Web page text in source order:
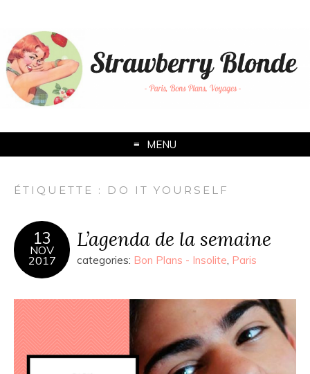
MENU
ÉTIQUETTE : DO IT YOURSELF
13
NOV
2017
L’agenda de la semaine
categories: Bon Plans - Insolite Paris